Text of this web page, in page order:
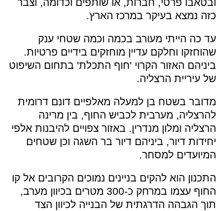
ובטאבו פרטי, חברות, או שותפים וכדומה, וצבר
כזה נמצא בעיקר במרכז הארץ.
עד כה הייתי מעורב בכמה וכמה שטחי ענק
שהוחזקו וחלקם עדיין מוחזקים בידיים פרטיות.
ביניהם האזור הקרוי 'חוף התכלת' בתחום השיפוט
של עיריית הרצליה.
מדובר בשטח בן למעלה מאלפיים דונם דרומית
להרצליה, מערבית לכביש החוף, בין מרינה
הרצליה ומלון מנדרין. באזור צפויים להיבנות אלפי
יחידות דיור, ביניהם דיור בר השגה וכן שטחים
המיועדים למסחר.
התכנון הוא להקים בניינים נמוכים הקרובים אל קו
החוף עצמו במרחק כ-300 מטרים בכיוון מערב,
תוך הגבהה הדרגתית של הבנייה לכיוון הצד